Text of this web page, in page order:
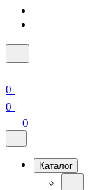
0
0
0
Каталог